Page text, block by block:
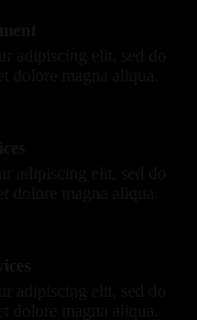
adipiscing elit, sed do
dolore magna aliqua.
adipiscing elit, sed do
dolore magna aliqua.
adipiscing elit, sed do
dolore magna aliqua.